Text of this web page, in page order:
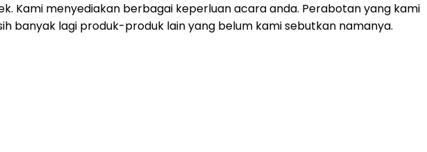
Kami menyediakan berbagai keperluan acara anda. Perabotan yang kami
banyak lagi produk-produk lain yang belum kami sebutkan namanya.